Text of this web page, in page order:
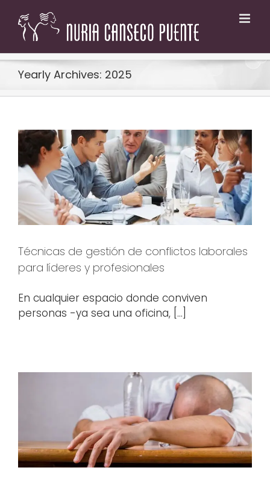
content
Yearly Archives: 2025
Técnicas de gestión de conflictos laborales
para líderes y profesionales
En cualquier espacio donde conviven
personas -ya sea una oficina, [...]